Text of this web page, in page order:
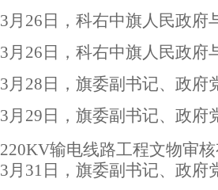
3月26日，科右中旗人民政府
3月26日，科右中旗人民政府
3月28日，旗委副书记、政府
3月29日，旗委副书记、政
220KV输电线路工程文物审核
3月31日，旗委副书记、政府